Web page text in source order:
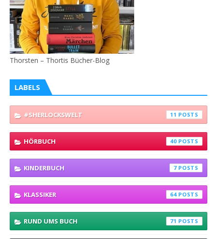
Thorsten – Thortis Bücher-Blog
LABELS
#SHERLOCKSWELT 11
HÖRBUCH 40
KINDERBUCH 7
KLASSIKER 64
RUND UMS BUCH 71